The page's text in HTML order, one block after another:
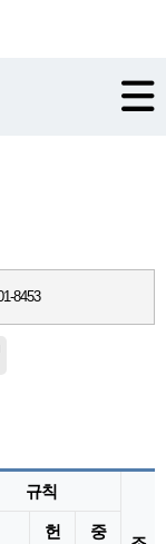
8453
규칙
헌
중